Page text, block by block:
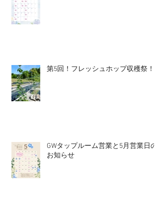
第5回！フレッシュホップ収穫祭！
GWタップルーム営業と5月営業日の
お知らせ